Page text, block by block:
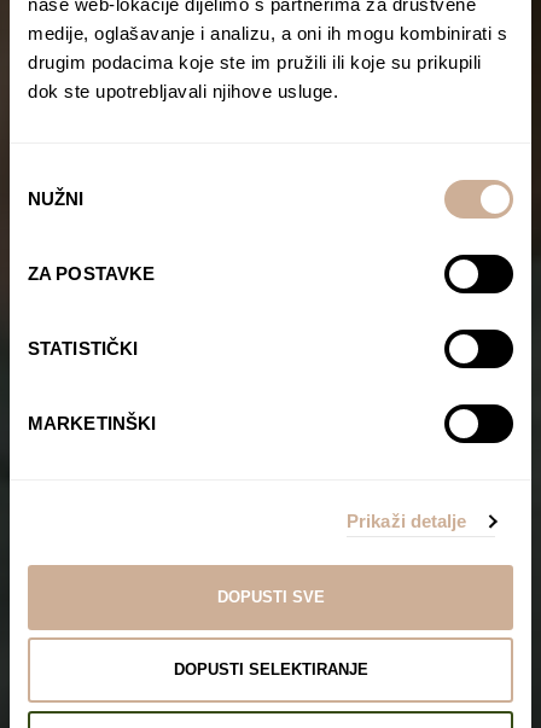
medije, oglašavanje i analizu, a oni ih mogu kombinirati s
drugim podacima koje ste im pružili ili koje su prikupili
dok ste upotrebljavali njihove usluge.
pristanka
NUŽNI
ZA POSTAVKE
STATISTIČKI
MARKETINŠKI
Prikaži detalje
DOPUSTI SVE
DOPUSTI SELEKTIRANJE